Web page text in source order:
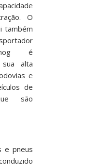
O
também
é
alta
e
de
são
e pneus